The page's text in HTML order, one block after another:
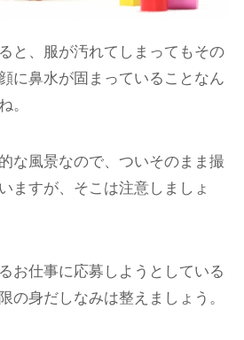
と、服が汚れてしまってもその
に鼻水が固まっていることなん
。
な風景なので、ついそのまま撮
ますが、そこは注意しましょ
お仕事に応募しようとしている
の身だしなみは整えましょう。